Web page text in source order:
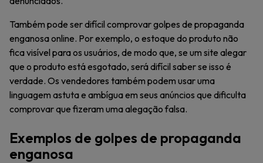
Também pode ser difícil comprovar golpes de propaganda
enganosa online. Por exemplo, o estoque do produto não
fica visível para os usuários, de modo que, se um site alegar
que o produto está esgotado, será difícil saber se isso é
verdade. Os vendedores também podem usar uma
linguagem astuta e ambígua em seus anúncios que dificulta
comprovar que fizeram uma alegação falsa.
Exemplos de golpes de propaganda
enganosa